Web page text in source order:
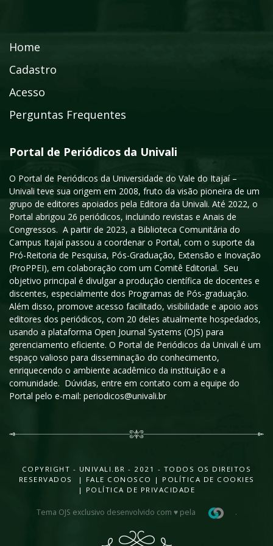
Home
Cadastro
Acesso
Perguntas Frequentes
Portal de Periódicos da Univali
O Portal de Periódicos da Universidade do Vale do Itajaí –
Univali teve sua origem em 2008, fruto da visão pioneira de um
grupo de editores apoiados pela Editora da Univali. Até 2022, o
Portal abrigou 26 periódicos, incluindo revistas e Anais de
Congressos. A partir de 2023, a Biblioteca Comunitária do
Campus Itajaí passou a coordenar o Portal, com o suporte da
Pró-Reitoria de Pesquisa, Pós-Graduação, Extensão e Inovação
(ProPPEI), em colaboração com um Comitê Editorial. Seu
objetivo principal é divulgar a produção científica de docentes e
discentes, especialmente dos Programas de Pós-graduação.
Além disso, promove acesso facilitado, visibilidade e apoio aos
editores dos periódicos, com 20 deles atualmente hospedados,
usando a plataforma Open Journal Systems (OJS) para
gerenciamento eficiente. O Portal de Periódicos da Univali é um
espaço valioso para disseminação do conhecimento,
enriquecendo o ambiente acadêmico da instituição e a
comunidade. Dúvidas, entre em contato com a equipe do
Portal pelo e-mail: periodicos@univali.br
COPYRIGHT - UNIVALI.BR - 2021 - TODOS OS DIREITOS
RESERVADOS |
FALE CONOSCO | POLÍTICA DE COOKIES
| POLÍTICA DE PRIVACIDADE
Tema OJS exclusivo desenvolvido com ♥ pela .